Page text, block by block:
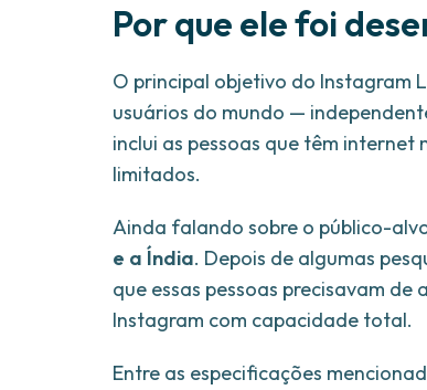
Por que ele foi
O principal objetivo do Instagram
usuários do mundo —
inclui as pessoas que têm
limitados.
Ainda falando sobre o público-
e a Índia. Depois de algumas
que essas pessoas precisavam
Instagram com capacidade total.
Entre as especificações